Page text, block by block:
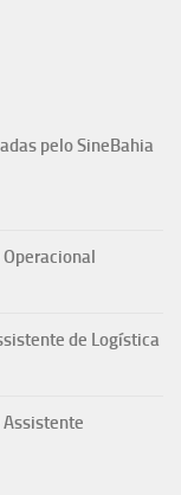
pelo SineBahia
de Logística
Assistente